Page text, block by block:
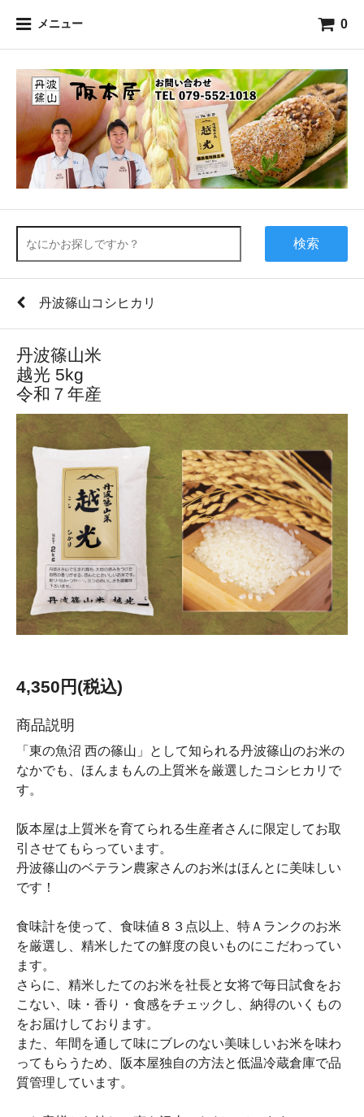
メニュー 0
検索
丹波篠山コシヒカリ
丹波篠山米
越光 5kg
令和７年産
4,350円(税込)
商品説明
「東の魚沼 西の篠山」として知られる丹波篠山のお米の
なかでも、ほんまもんの上質米を厳選したコシヒカリで
す。
阪本屋は上質米を育てられる生産者さんに限定してお取
引させてもらっています。
丹波篠山のベテラン農家さんのお米はほんとに美味しい
です！
食味計を使って、食味値８３点以上、特Ａランクのお米
を厳選し、精米したての鮮度の良いものにこだわってい
ます。
さらに、精米したてのお米を社長と女将で毎日試食をお
こない、味・香り・食感をチェックし、納得のいくもの
をお届けしております。
また、年間を通して味にブレのない美味しいお米を味わ
ってもらうため、阪本屋独自の方法と低温冷蔵倉庫で品
質管理しています。